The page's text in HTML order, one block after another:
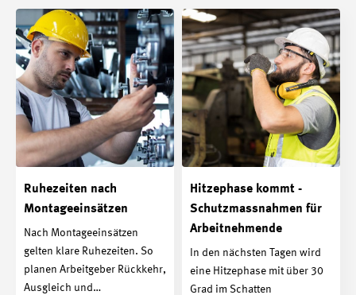
Ruhezeiten nach
Montageeinsätzen
Nach Montageeinsätzen
gelten klare Ruhezeiten. So
planen Arbeitgeber Rückkehr,
Ausgleich und…
Hitzephase kommt -
Schutzmassnahmen für
Arbeitnehmende
In den nächsten Tagen wird
eine Hitzephase mit über 30
Grad im Schatten